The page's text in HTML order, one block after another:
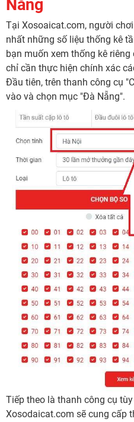
Nẵng
Tại Xosoaicat.com, người
nhất những số liệu thống kê
bạn muốn xem thống kê
chỉ cần thực hiện chính xác
Đầu tiên, trên thanh công cụ
vào và chọn mục "Đà Nẵng".
Tiếp theo là thanh công cụ
Xosodaicat.com sẽ cung cấp